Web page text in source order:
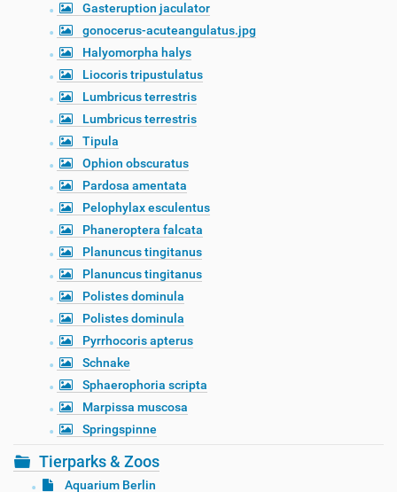
Gasteruption jaculator
gonocerus-acuteangulatus.jpg
Halyomorpha halys
Liocoris tripustulatus
Lumbricus terrestris
Lumbricus terrestris
Tipula
Ophion obscuratus
Pardosa amentata
Pelophylax esculentus
Phaneroptera falcata
Planuncus tingitanus
Planuncus tingitanus
Polistes dominula
Polistes dominula
Pyrrhocoris apterus
Schnake
Sphaerophoria scripta
Marpissa muscosa
Springspinne
Tierparks & Zoos
Aquarium Berlin